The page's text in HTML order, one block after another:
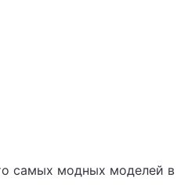
самых модных моделей в